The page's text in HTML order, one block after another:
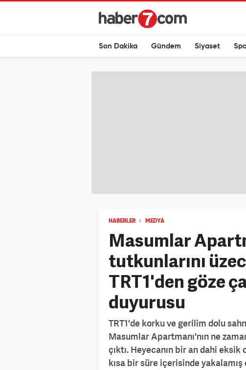
Son Dakika Gündem Siyaset
HABERLER MEDYA
Masumlar
tutkunlarını
TRT1'den göze
duyurusu
TRT1'de korku ve gerilim dolu
Masumlar Apartmanı'nın ne
çıktı. Heyecanın bir an dahi
kısa bir süre içerisinde